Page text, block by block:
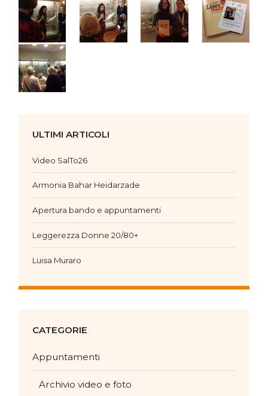
ULTIMI ARTICOLI
Video SalTo26
Armonia Bahar Heidarzade
Apertura bando e appuntamenti
Leggerezza Donne 20/80+
Luisa Muraro
CATEGORIE
Appuntamenti
Archivio video e foto